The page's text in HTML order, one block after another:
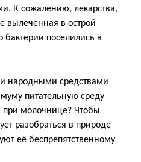
К сожалению, лекарства,
вылеченная в острой
бактерии поселились в
народными средствами
питательную среду
при молочнице? Чтобы
разобраться в природе
её беспрепятственному